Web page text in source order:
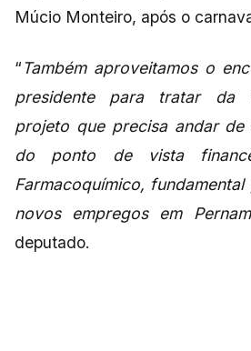
Múcio Monteiro, após o
“Também aproveitamos o
presidente para tratar da
projeto que precisa andar de
do ponto de vista
Farmacoquímico,
novos empregos em
deputado.